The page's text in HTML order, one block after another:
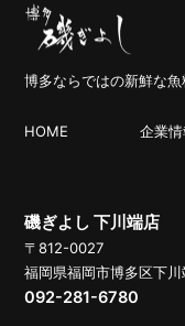
博多ならではの新鮮な
HOME 企業情
磯ぎよし 下川端店
〒812-0027
福岡県福岡市博多区下
092-281-6780